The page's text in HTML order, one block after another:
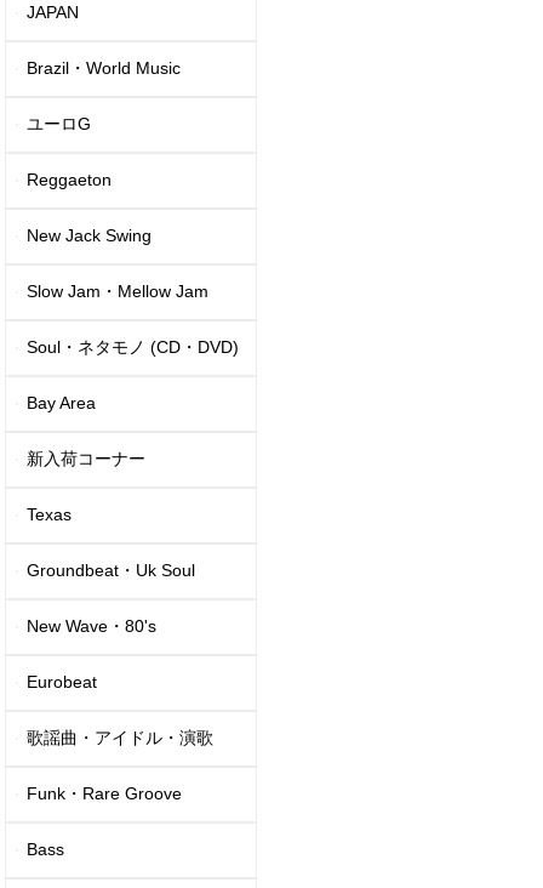
JAPAN
Brazil・World Music
ユーロG
Reggaeton
New Jack Swing
Slow Jam・Mellow Jam
Soul・ネタモノ (CD・DVD)
Bay Area
新入荷コーナー
Texas
Groundbeat・Uk Soul
New Wave・80's
Eurobeat
歌謡曲・アイドル・演歌
Funk・Rare Groove
Bass